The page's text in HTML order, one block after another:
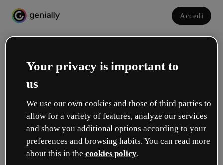
Accedi
Crea il tuo account gratuito!
Quale opzione ti descrive meglio?
Your privacy is important to
us
We use our own cookies and those of third parties to
allow for a variety of features, analyze our services
and show you additional options according to your
preferences and browsing habits. You can read more
about this in the cookies policy.